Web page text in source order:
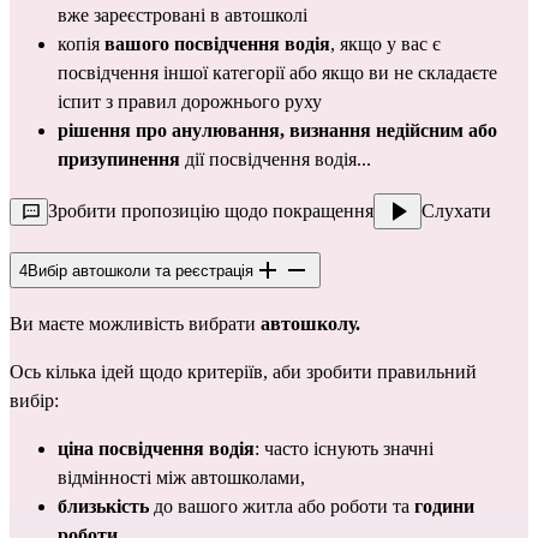
вже зареєстровані в автошколі
копія вашого посвідчення водія, якщо у вас є
посвідчення іншої категорії або якщо ви не складаєте
іспит з правил дорожнього руху
рішення про анулювання, визнання недійсним або
призупинення дії посвідчення водія...
Зробити пропозицію щодо покращення Слухати
4Вибір автошколи та реєстрація
Ви маєте можливість вибрати автошколу.
Ось кілька ідей щодо критеріїв, аби зробити правильний
вибір:
ціна посвідчення водія: часто існують значні
відмінності між автошколами,
близькість до вашого житла або роботи та години